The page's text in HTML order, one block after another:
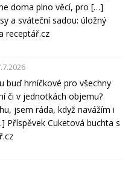
doma plno věcí, pro […]
a sváteční sadou: úložný
receptář.cz
buď hrníčkové pro všechny
či v jednotkách objemu?
jsem ráda, když navážím i
Příspěvek Cuketová buchta s